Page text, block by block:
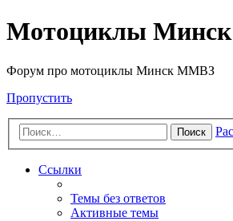
Мотоциклы
Форум про мотоциклы Минск ММВЗ
Пропустить
Поиск
Ссылки
Темы без ответов
Активные темы